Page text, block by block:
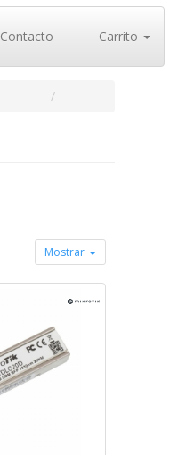
Contacto Carrito
Mostrar